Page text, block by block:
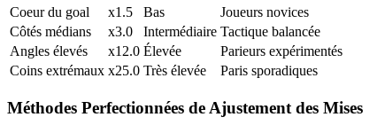
Coeur du goal
x1.5 Bas
Joueurs novices
Côtés médians
x3.0 Intermédiaire Tactique balancée
Angles élevés
x12.0 Élevée
Parieurs expérimentés
Coins extrémaux x25.0 Très élevée Paris sporadiques
Méthodes Perfectionnées de Ajustement des Mises